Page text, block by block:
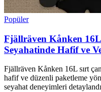
Popüler
Fjällräven Kånken
Seyahatinde Hafif ve
Fjällräven Kånken 16L sırt
hafif ve düzenli paketleme
seyahat deneyimleri